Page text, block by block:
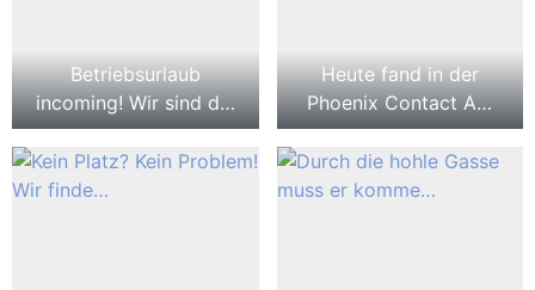
Betriebsurlaub
incoming! Wir sind d…
Heute fand in der
Phoenix Contact A…